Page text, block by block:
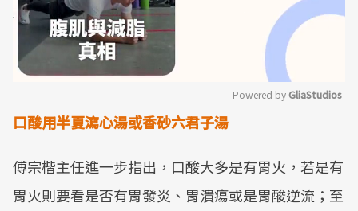
Powered by GliaStudios
口酸用半夏瀉心湯或香砂六君子湯
傅宗楷主任進一步指出，口酸大多是有胃火，若是有
胃火則要看是否有胃發炎、胃潰瘍或是胃酸逆流；至